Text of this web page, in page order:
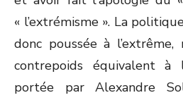
« l’extrémisme ». La
donc poussée à
contrepoids équivalent à
portée par Alexandre